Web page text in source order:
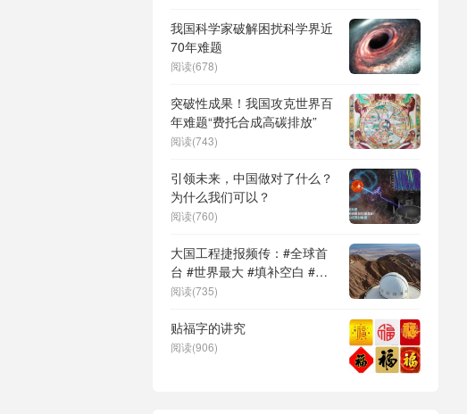
形机器人、苏超、票根经济、
育儿补贴、科学素养、网络生
态治理
我国科学家破解困扰科学界近
70年难题
阅读(678)
突破性成果！我国攻克世界百
年难题“费托合成高碳排放”
阅读(743)
引领未来，中国做对了什么？
为什么我们可以？
阅读(760)
大国工程捷报频传：#全球首
台 #世界最大 #填补空白 #突
破关键节点
阅读(735)
贴福字的讲究
阅读(906)